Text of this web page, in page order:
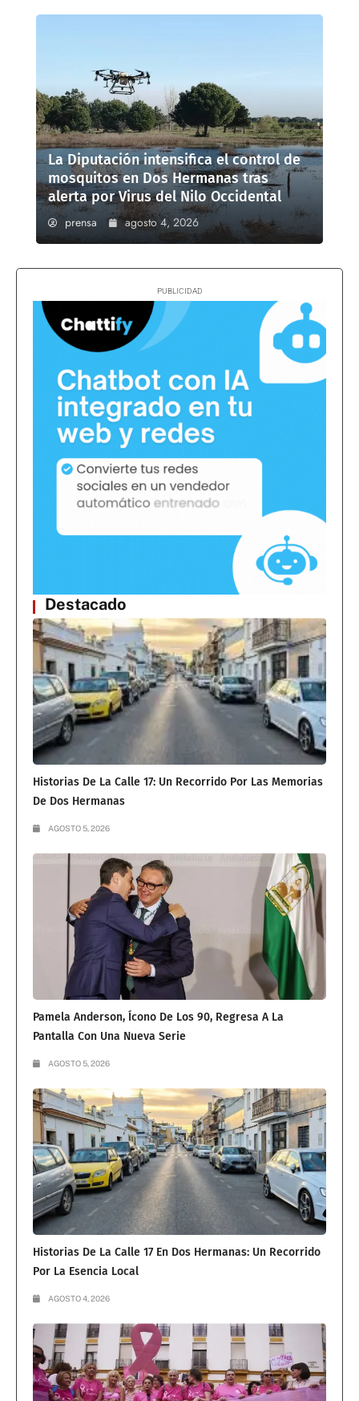
La Diputación intensifica el control de
mosquitos en Dos Hermanas tras
alerta por Virus del Nilo Occidental
prensa agosto 4, 2026
Destacado
Historias De La Calle 17: Un Recorrido Por Las Memorias
De Dos Hermanas
AGOSTO 5, 2026
Pamela Anderson, Ícono De Los 90, Regresa A La
Pantalla Con Una Nueva Serie
AGOSTO 5, 2026
Historias De La Calle 17 En Dos Hermanas: Un Recorrido
Por La Esencia Local
AGOSTO 4, 2026